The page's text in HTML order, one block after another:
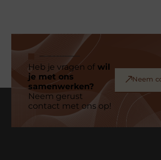
Heb je vragen ofwil
je met ons
samenwerken?
Neem gerust
contact met ons op!
Neem